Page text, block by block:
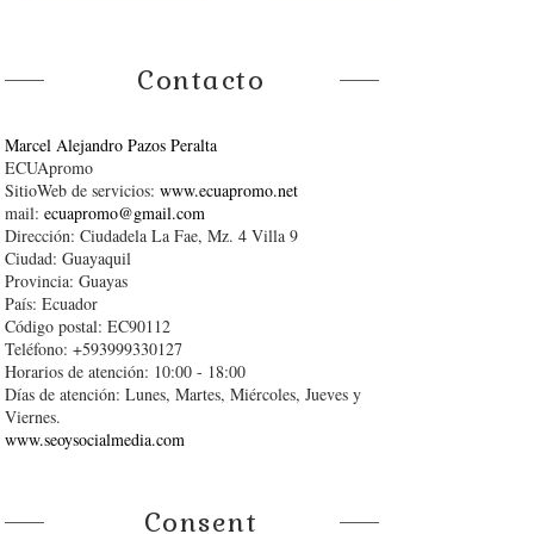
Contacto
Marcel Alejandro Pazos Peralta
ECUApromo
SitioWeb de servicios: www.ecuapromo.net
mail: ecuapromo@gmail.com
Dirección: Ciudadela La Fae, Mz. 4 Villa 9
Ciudad: Guayaquil
Provincia: Guayas
País: Ecuador
Código postal: EC90112
Teléfono: +593999330127
Horarios de atención: 10:00 - 18:00
Días de atención: Lunes, Martes, Miércoles, Jueves y
Viernes.
www.seoysocialmedia.com
Consent